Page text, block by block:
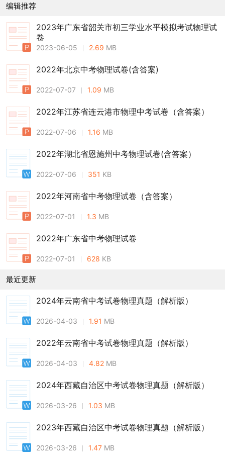
编辑推荐
2023年广东省韶关市初三学业水平模拟考试物理试
卷
2023-06-05 2.69 MB
2022年北京中考物理试卷(含答案)
2022-07-07 1.09 MB
2022年江苏省连云港市物理中考试卷（含答案）
2022-07-06 1.16 MB
2022年湖北省恩施州中考物理试卷(含答案）
2022-07-06 351 KB
2022年河南省中考物理试卷（含答案）
2022-07-01 1.3 MB
2022年广东省中考物理试卷
2022-07-01 628 KB
最近更新
2024年云南省中考试卷物理真题（解析版）
2026-04-03 1.91 MB
2022年云南省中考试卷物理真题（解析版）
2026-04-03 4.82 MB
2024年西藏自治区中考试卷物理真题（解析版）
2026-03-26 1.03 MB
2023年西藏自治区中考试卷物理真题（解析版）
2026-03-26 1.47 MB